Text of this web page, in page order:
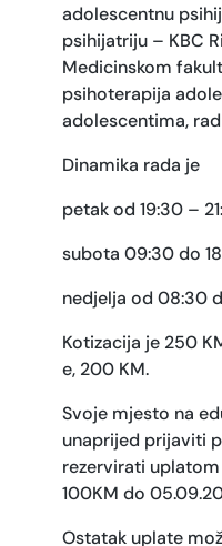
adolescentnu
psihijatriju – KBC
Medicinskom
psihoterapija
adolescentima,
Dinamika rada je
petak od 19:30 –
subota 09:30 do
nedjelja od 08:30
Kotizacija je 250
e, 200 KM.
Svoje mjesto na
unaprijed prijaviti
rezervirati
100KM do
Ostatak uplate